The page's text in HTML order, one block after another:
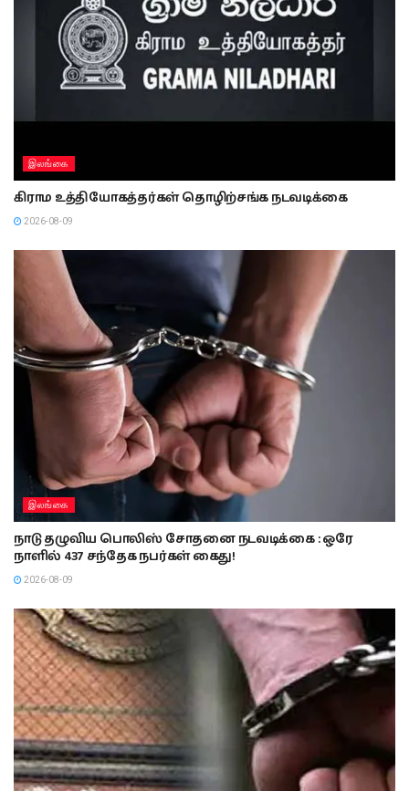
இலங்கை
எட்டாவது வாரமாகவும் பலாலியில் போராட்டம்!
2026-08-09
இலங்கை
வெலிகம மணல்கம கடலில் சர்ஃபிங் விளையாடிய
துனிசிய சுற்றுலாப் பயணி நீரில் மூழ்கி உயிரிழப்பு!
இலங்கை
கிராம உத்தியோகத்தர்கள் தொழிற்சங்க நடவடிக்கை
2026-08-09